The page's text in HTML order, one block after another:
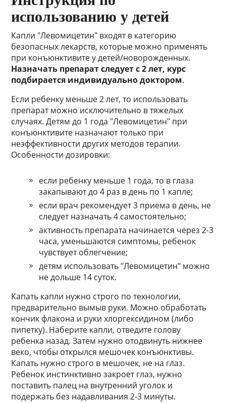
использованию у детей
Капли "Левомицетин" входят в категорию
безопасных лекарств, которые можно применять
при конъюнктивите у детей/новорожденных.
Назначать препарат следует с 2 лет, курс
подбирается индивидуально доктором.
Если ребенку меньше 2 лет, то использовать
препарат можно исключительно в тяжелых
случаях. Детям до 1 года "Левомицетин" при
конъюнктивите назначают только при
неэффективности других методов терапии.
Особенности дозировки:
если ребенку меньше 1 года, то в глаза
закапывают до 4 раз в день по 1 капле;
если врач рекомендует 3 приема в день, не
следует назначать 4 самостоятельно;
активность препарата начинается через 2-3
часа, уменьшаются симптомы, ребенок
чувствует облегчение;
детям использовать "Левомицетин" можно
не дольше 14 суток.
Капать капли нужно строго по технологии,
предварительно вымыв руки. Можно обработать
кончик флакона и руки хлоргексидином (либо
пипетку). Наберите капли, отведите голову
ребенка назад. Затем нужно отодвинуть нижнее
веко, чтобы открылся мешочек конъюнктивы.
Капать нужно строго в мешочек, не на глаз.
Ребенок инстинктивно закроет глаз, нужно
поставить палец на внутренний уголок и
подержать без надавливания 2-3 минуты.